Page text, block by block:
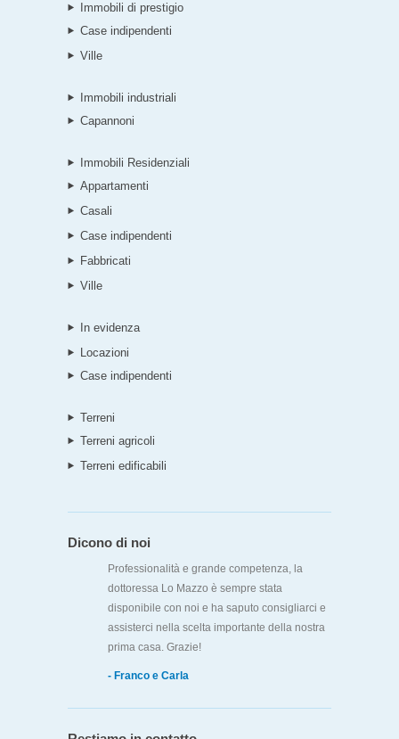
Immobili di prestigio
Case indipendenti
Ville
Immobili industriali
Capannoni
Immobili Residenziali
Appartamenti
Casali
Case indipendenti
Fabbricati
Ville
In evidenza
Locazioni
Case indipendenti
Terreni
Terreni agricoli
Terreni edificabili
Dicono di noi
Professionalità e grande competenza, la
dottoressa Lo Mazzo è sempre stata
disponibile con noi e ha saputo consigliarci e
assisterci nella scelta importante della nostra
prima casa. Grazie!
- Franco e Carla